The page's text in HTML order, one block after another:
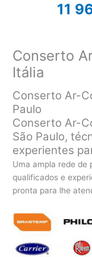
11
Conserto
Itália
Conserto Ar-
Paulo
Conserto Ar-
São Paulo,
experientes
Uma ampla rede
qualificados e
pronta para lhe